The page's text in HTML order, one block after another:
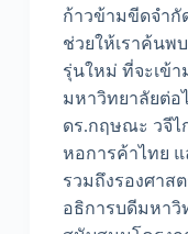
ก้าวข้ามขีดจำกั
ช่วยให้เราค้นพ
รุ่นใหม่ ที่จะเข้
มหาวิทยาลัยต่
ดร.กฤษณะ วจีไ
หอการค้าไทย
รวมถึงรองศาส
อธิการบดีมหาวิ